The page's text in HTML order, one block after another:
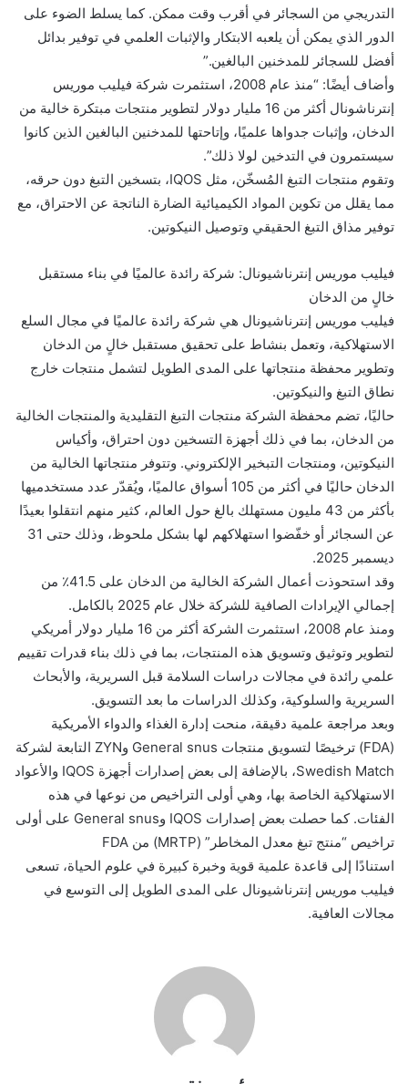
التدريجي من السجائر في أقرب وقت ممكن. كما يسلط الضوء على
الدور الذي يمكن أن يلعبه الابتكار والإثبات العلمي في توفير بدائل
أفضل للسجائر للمدخنين البالغين.”
وأضاف أيضًا: “منذ عام 2008، استثمرت شركة فيليب موريس
إنترناشونال أكثر من 16 مليار دولار لتطوير منتجات مبتكرة خالية من
الدخان، وإثبات جدواها علميًا، وإتاحتها للمدخنين البالغين الذين كانوا
سيستمرون في التدخين لولا ذلك”.
وتقوم منتجات التبغ المُسخّن، مثل IQOS، بتسخين التبغ دون حرقه،
مما يقلل من تكوين المواد الكيميائية الضارة الناتجة عن الاحتراق، مع
توفير مذاق التبغ الحقيقي وتوصيل النيكوتين.
فيليب موريس إنترناشيونال: شركة رائدة عالميًا في بناء مستقبل
خالٍ من الدخان
فيليب موريس إنترناشيونال هي شركة رائدة عالميًا في مجال السلع
الاستهلاكية، وتعمل بنشاط على تحقيق مستقبل خالٍ من الدخان
وتطوير محفظة منتجاتها على المدى الطويل لتشمل منتجات خارج
نطاق التبغ والنيكوتين.
حاليًا، تضم محفظة الشركة منتجات التبغ التقليدية والمنتجات الخالية
من الدخان، بما في ذلك أجهزة التسخين دون احتراق، وأكياس
النيكوتين، ومنتجات التبخير الإلكتروني. وتتوفر منتجاتها الخالية من
الدخان حاليًا في أكثر من 105 أسواق عالميًا، ويُقدّر عدد مستخدميها
بأكثر من 43 مليون مستهلك بالغ حول العالم، كثير منهم انتقلوا بعيدًا
عن السجائر أو خفّضوا استهلاكهم لها بشكل ملحوظ، وذلك حتى 31
ديسمبر 2025.
وقد استحوذت أعمال الشركة الخالية من الدخان على 41.5٪ من
إجمالي الإيرادات الصافية للشركة خلال عام 2025 بالكامل.
ومنذ عام 2008، استثمرت الشركة أكثر من 16 مليار دولار أمريكي
لتطوير وتوثيق وتسويق هذه المنتجات، بما في ذلك بناء قدرات تقييم
علمي رائدة في مجالات دراسات السلامة قبل السريرية، والأبحاث
السريرية والسلوكية، وكذلك الدراسات ما بعد التسويق.
وبعد مراجعة علمية دقيقة، منحت إدارة الغذاء والدواء الأمريكية
(FDA) ترخيصًا لتسويق منتجات General snus وZYN التابعة لشركة
Swedish Match، بالإضافة إلى بعض إصدارات أجهزة IQOS والأعواد
الاستهلاكية الخاصة بها، وهي أولى التراخيص من نوعها في هذه
الفئات. كما حصلت بعض إصدارات IQOS وGeneral snus على أولى
تراخيص “منتج تبغ معدل المخاطر” (MRTP) من FDA
استنادًا إلى قاعدة علمية قوية وخبرة كبيرة في علوم الحياة، تسعى
فيليب موريس إنترناشيونال على المدى الطويل إلى التوسع في
مجالات العافية.